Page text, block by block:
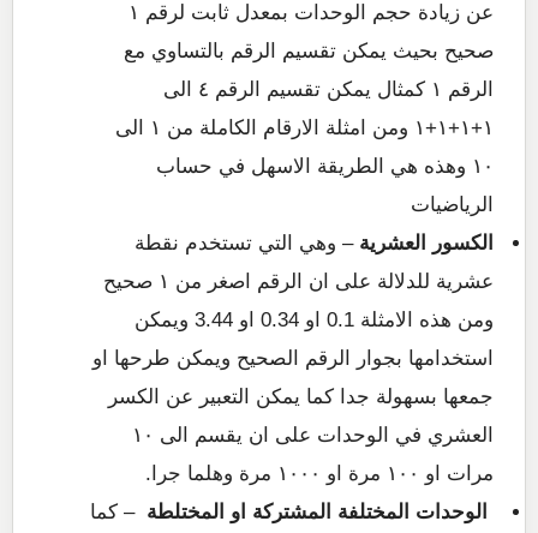
عن زيادة حجم الوحدات بمعدل ثابت لرقم ١
صحيح بحيث يمكن تقسيم الرقم بالتساوي مع
الرقم ١ كمثال يمكن تقسيم الرقم ٤ الى
١+١+١+١ ومن امثلة الارقام الكاملة من ١ الى
١٠ وهذه هي الطريقة الاسهل في حساب
الرياضيات
الكسور العشرية – وهي التي تستخدم نقطة
عشرية للدلالة على ان الرقم اصغر من ١ صحيح
ومن هذه الامثلة 0.1 او 0.34 او 3.44 ويمكن
استخدامها بجوار الرقم الصحيح ويمكن طرحها او
جمعها بسهولة جدا كما يمكن التعبير عن الكسر
العشري في الوحدات على ان يقسم الى ١٠
مرات او ١٠٠ مرة او ١٠٠٠ مرة وهلما جرا.
الوحدات المختلفة المشتركة او المختلطة – كما